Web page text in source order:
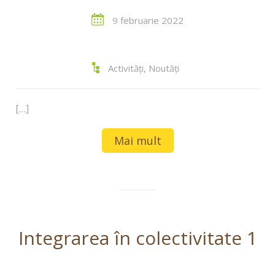
9 februarie 2022
Activități, Noutăți
[…]
Mai mult
Integrarea în colectivitate 1